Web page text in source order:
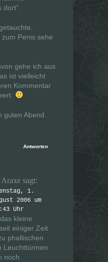
Penis sehe
gehe ich aus
ist vielleicht
Kommentar
guten Abend.
Antworten
sagt:
1.
2006 um
Uhr
kleine
einiger Zeit
phallischen
Leuchttürmen
noch